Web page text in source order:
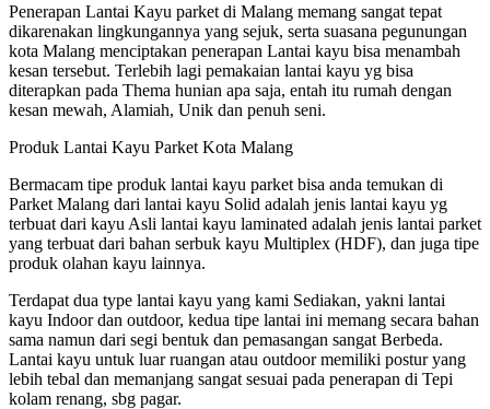
Penerapan Lantai Kayu parket di Malang memang sangat tepat
dikarenakan lingkungannya yang sejuk, serta suasana pegunungan
kota Malang menciptakan penerapan Lantai kayu bisa menambah
kesan tersebut. Terlebih lagi pemakaian lantai kayu yg bisa
diterapkan pada Thema hunian apa saja, entah itu rumah dengan
kesan mewah, Alamiah, Unik dan penuh seni.
Produk Lantai Kayu Parket Kota Malang
Bermacam tipe produk lantai kayu parket bisa anda temukan di
Parket Malang dari lantai kayu Solid adalah jenis lantai kayu yg
terbuat dari kayu Asli lantai kayu laminated adalah jenis lantai parket
yang terbuat dari bahan serbuk kayu Multiplex (HDF), dan juga tipe
produk olahan kayu lainnya.
Terdapat dua type lantai kayu yang kami Sediakan, yakni lantai
kayu Indoor dan outdoor, kedua tipe lantai ini memang secara bahan
sama namun dari segi bentuk dan pemasangan sangat Berbeda.
Lantai kayu untuk luar ruangan atau outdoor memiliki postur yang
lebih tebal dan memanjang sangat sesuai pada penerapan di Tepi
kolam renang, sbg pagar.